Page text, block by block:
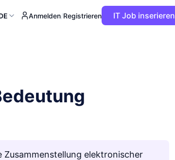
Anmelden/Registrieren IT Job inserieren
elektronischer